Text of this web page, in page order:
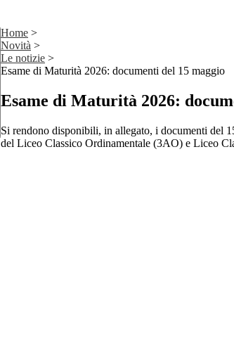
Home >
Novità >
Le notizie >
Esame di Maturità 2026: documenti del 15 maggio
Esame di Maturità 2026:
Si rendono disponibili, in allegato, i documenti del
del Liceo Classico Ordinamentale (3AO) e Liceo